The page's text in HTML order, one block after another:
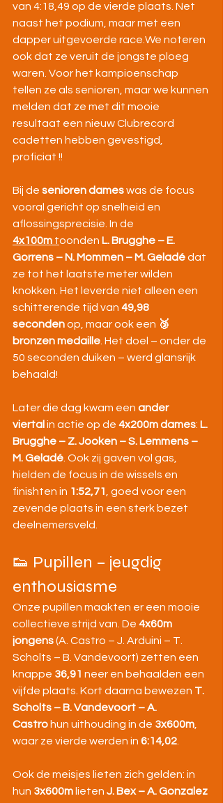
van 4:18,49 op de vierde plaats. Net
naast het podium, maar met een
dapper uitgevoerde race.We noteren
ook dat ze veruit de jongste ploeg
waren. Voor het kampioenschap
tellen ze als senioren, maar we kunnen
melden dat ze met dit mooie
resultaat een nieuw Clubrecord
cadetten hebben gevestigd,
proficiat !!
Bij de senioren dames was de focus
vooral gericht op snelheid en
aflossingsprecisie. In de
4x100m toonden L. Brugghe – E.
Gorrens – N. Mommen – M. Geladé dat
ze tot het laatste meter wilden
knokken. Het leverde niet alleen een
schitterende tijd van 49,98
seconden op, maar ook een 🥉
bronzen medaille . Het doel – onder de
50 seconden duiken – werd glansrijk
behaald!
Later die dag kwam een ander
viertal in actie op de 4x200m dames: L.
Brugghe – Z. Jooken – S. Lemmens –
M. Geladé . Ook zij gaven vol gas,
hielden de focus in de wissels en
finishten in 1:52,71 , goed voor een
zevende plaats in een sterk bezet
deelnemersveld.
👟 Pupillen – jeugdig
enthousiasme
Onze pupillen maakten er een mooie
collectieve strijd van. De 4x60m
jongens (A. Castro – J. Arduini – T.
Scholts – B. Vandevoort) zetten een
knappe 36,91 neer en behaalden een
vijfde plaats. Kort daarna bewezen T.
Scholts – B. Vandevoort – A.
Castro hun uithouding in de 3x600m
waar ze vierde werden in 6:14,02
Ook de meisjes lieten zich gelden: in
hun 3x600m lieten J. Bex – A. Gonzalez